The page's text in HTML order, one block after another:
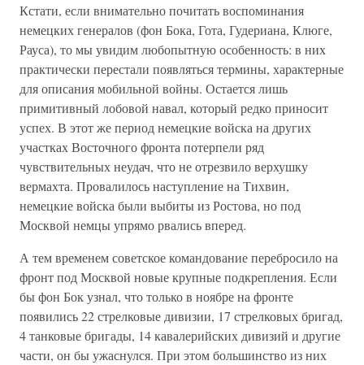
Кстати, если внимательно почитать воспоминания
немецких генералов (фон Бока, Гота, Гудериана, Клюге,
Рауса), то мы увидим любопытную особенность: в них
практически перестали появляться термины, характерные
для описания мобильной войны. Остается лишь
примитивный лобовой навал, который редко приносит
успех. В этот же период немецкие войска на других
участках Восточного фронта потерпели ряд
чувствительных неудач, что не отрезвило верхушку
вермахта. Провалилось наступление на Тихвин,
немецкие войска были выбиты из Ростова, но под
Москвой немцы упрямо рвались вперед.
А тем временем советское командование перебросило на
фронт под Москвой новые крупные подкрепления. Если
бы фон Бок узнал, что только в ноябре на фронте
появились 22 стрелковые дивизии, 17 стрелковых бригад,
4 танковые бригады, 14 кавалерийских дивизий и другие
части, он бы ужаснулся. При этом большинство из них